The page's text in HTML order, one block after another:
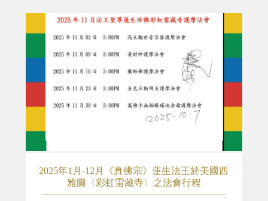
2025年1月-12月《真佛宗》蓮生法王於美國西
雅圖〈彩虹雷藏寺〉之法會行程